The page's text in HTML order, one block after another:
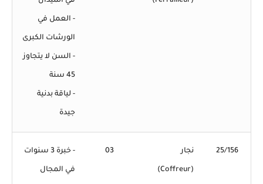
- العمل في
الورشات الكبرى
- السن لا يتجاوز
45 سنة
- لياقة بدنية
جيدة
25/156 نجار
(Coffreur)
03 - خبرة 3 سنوات
في المجال